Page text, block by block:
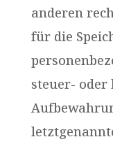
anderen
für die
steuer- oder